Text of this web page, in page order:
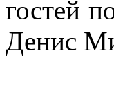
гостей
Денис